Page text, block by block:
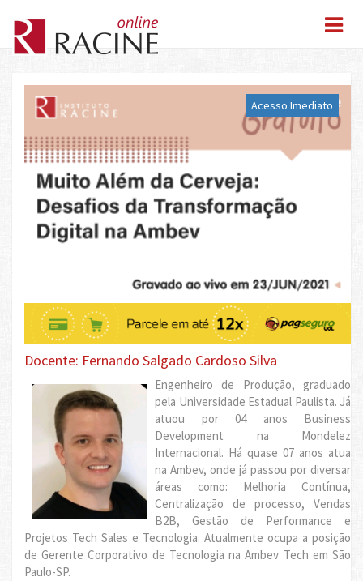
Acesso Imediato
Docente: Fernando Salgado Cardoso Silva
Engenheiro de Produção, graduado
pela Universidade Estadual Paulista. Já
atuou por 04 anos Business
Development na Mondelez
Internacional. Há quase 07 anos atua
na Ambev, onde já passou por diversar
áreas como: Melhoria Contínua,
Centralização de processo, Vendas
B2B, Gestão de Performance e
Projetos Tech Sales e Tecnologia. Atualmente ocupa a posição
de Gerente Corporativo de Tecnologia na Ambev Tech em São
Paulo-SP.